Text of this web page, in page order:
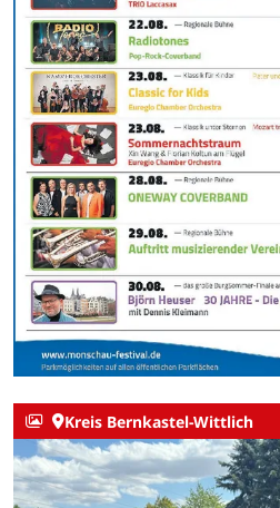
Kreis Bernkastel-Wittlich